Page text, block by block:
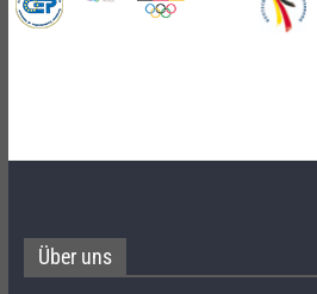
Über uns